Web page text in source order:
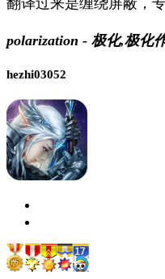
翻译过来是缠绕屏蔽，
polarization - 极化,极化
hezhi03052